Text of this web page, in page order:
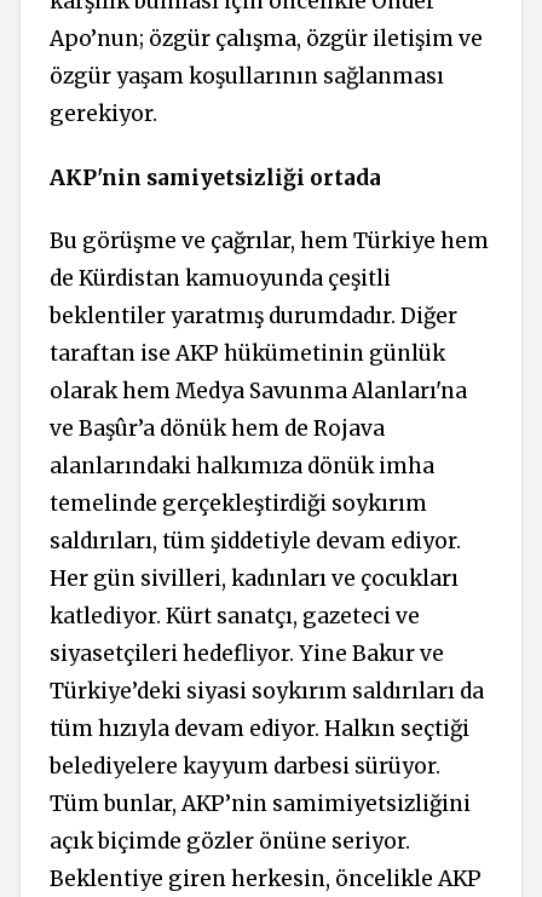
Apo’nun; özgür çalışma, özgür iletişim ve
özgür yaşam koşullarının sağlanması
gerekiyor.
AKP'nin samiyetsizliği ortada
Bu görüşme ve çağrılar, hem Türkiye hem
de Kürdistan kamuoyunda çeşitli
beklentiler yaratmış durumdadır. Diğer
taraftan ise AKP hükümetinin günlük
olarak hem Medya Savunma Alanları'na
ve Başûr’a dönük hem de Rojava
alanlarındaki halkımıza dönük imha
temelinde gerçekleştirdiği soykırım
saldırıları, tüm şiddetiyle devam ediyor.
Her gün sivilleri, kadınları ve çocukları
katlediyor. Kürt sanatçı, gazeteci ve
siyasetçileri hedefliyor. Yine Bakur ve
Türkiye’deki siyasi soykırım saldırıları da
tüm hızıyla devam ediyor. Halkın seçtiği
belediyelere kayyum darbesi sürüyor.
Tüm bunlar, AKP’nin samimiyetsizliğini
açık biçimde gözler önüne seriyor.
Beklentiye giren herkesin, öncelikle AKP